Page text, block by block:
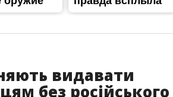
видавати
без російського